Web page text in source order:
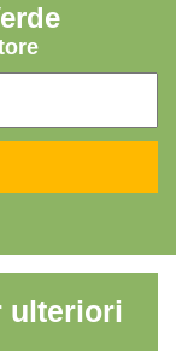
ulteriori